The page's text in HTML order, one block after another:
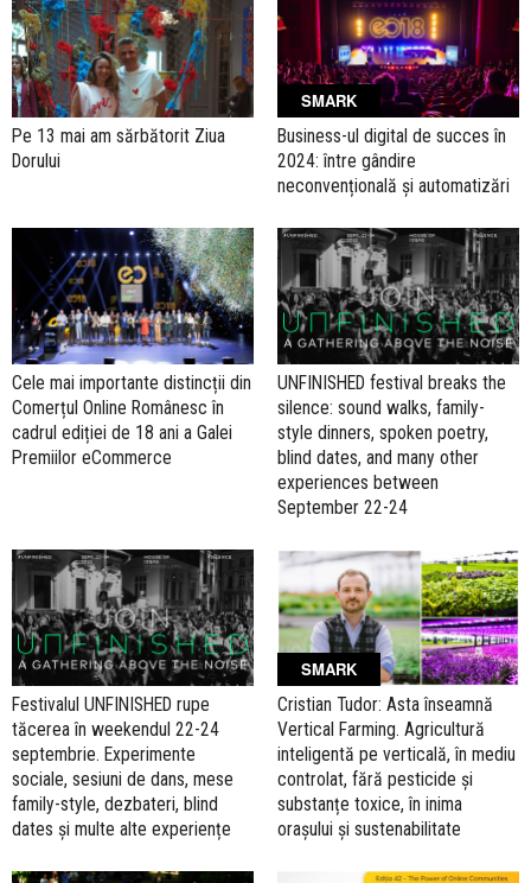
Pe 13 mai am sărbătorit Ziua
Dorului
SMARK
Business-ul digital de succes în
2024: între gândire
neconvențională și automatizări
Cele mai importante distincții din
Comerțul Online Românesc în
cadrul ediției de 18 ani a Galei
Premiilor eCommerce
UNFINISHED festival breaks the
silence: sound walks, family-
style dinners, spoken poetry,
blind dates, and many other
experiences between
September 22-24
Festivalul UNFINISHED rupe
tăcerea în weekendul 22-24
septembrie. Experimente
sociale, sesiuni de dans, mese
family-style, dezbateri, blind
dates și multe alte experiențe
SMARK
Cristian Tudor: Asta înseamnă
Vertical Farming. Agricultură
inteligentă pe verticală, în mediu
controlat, fără pesticide și
substanțe toxice, în inima
orașului și sustenabilitate